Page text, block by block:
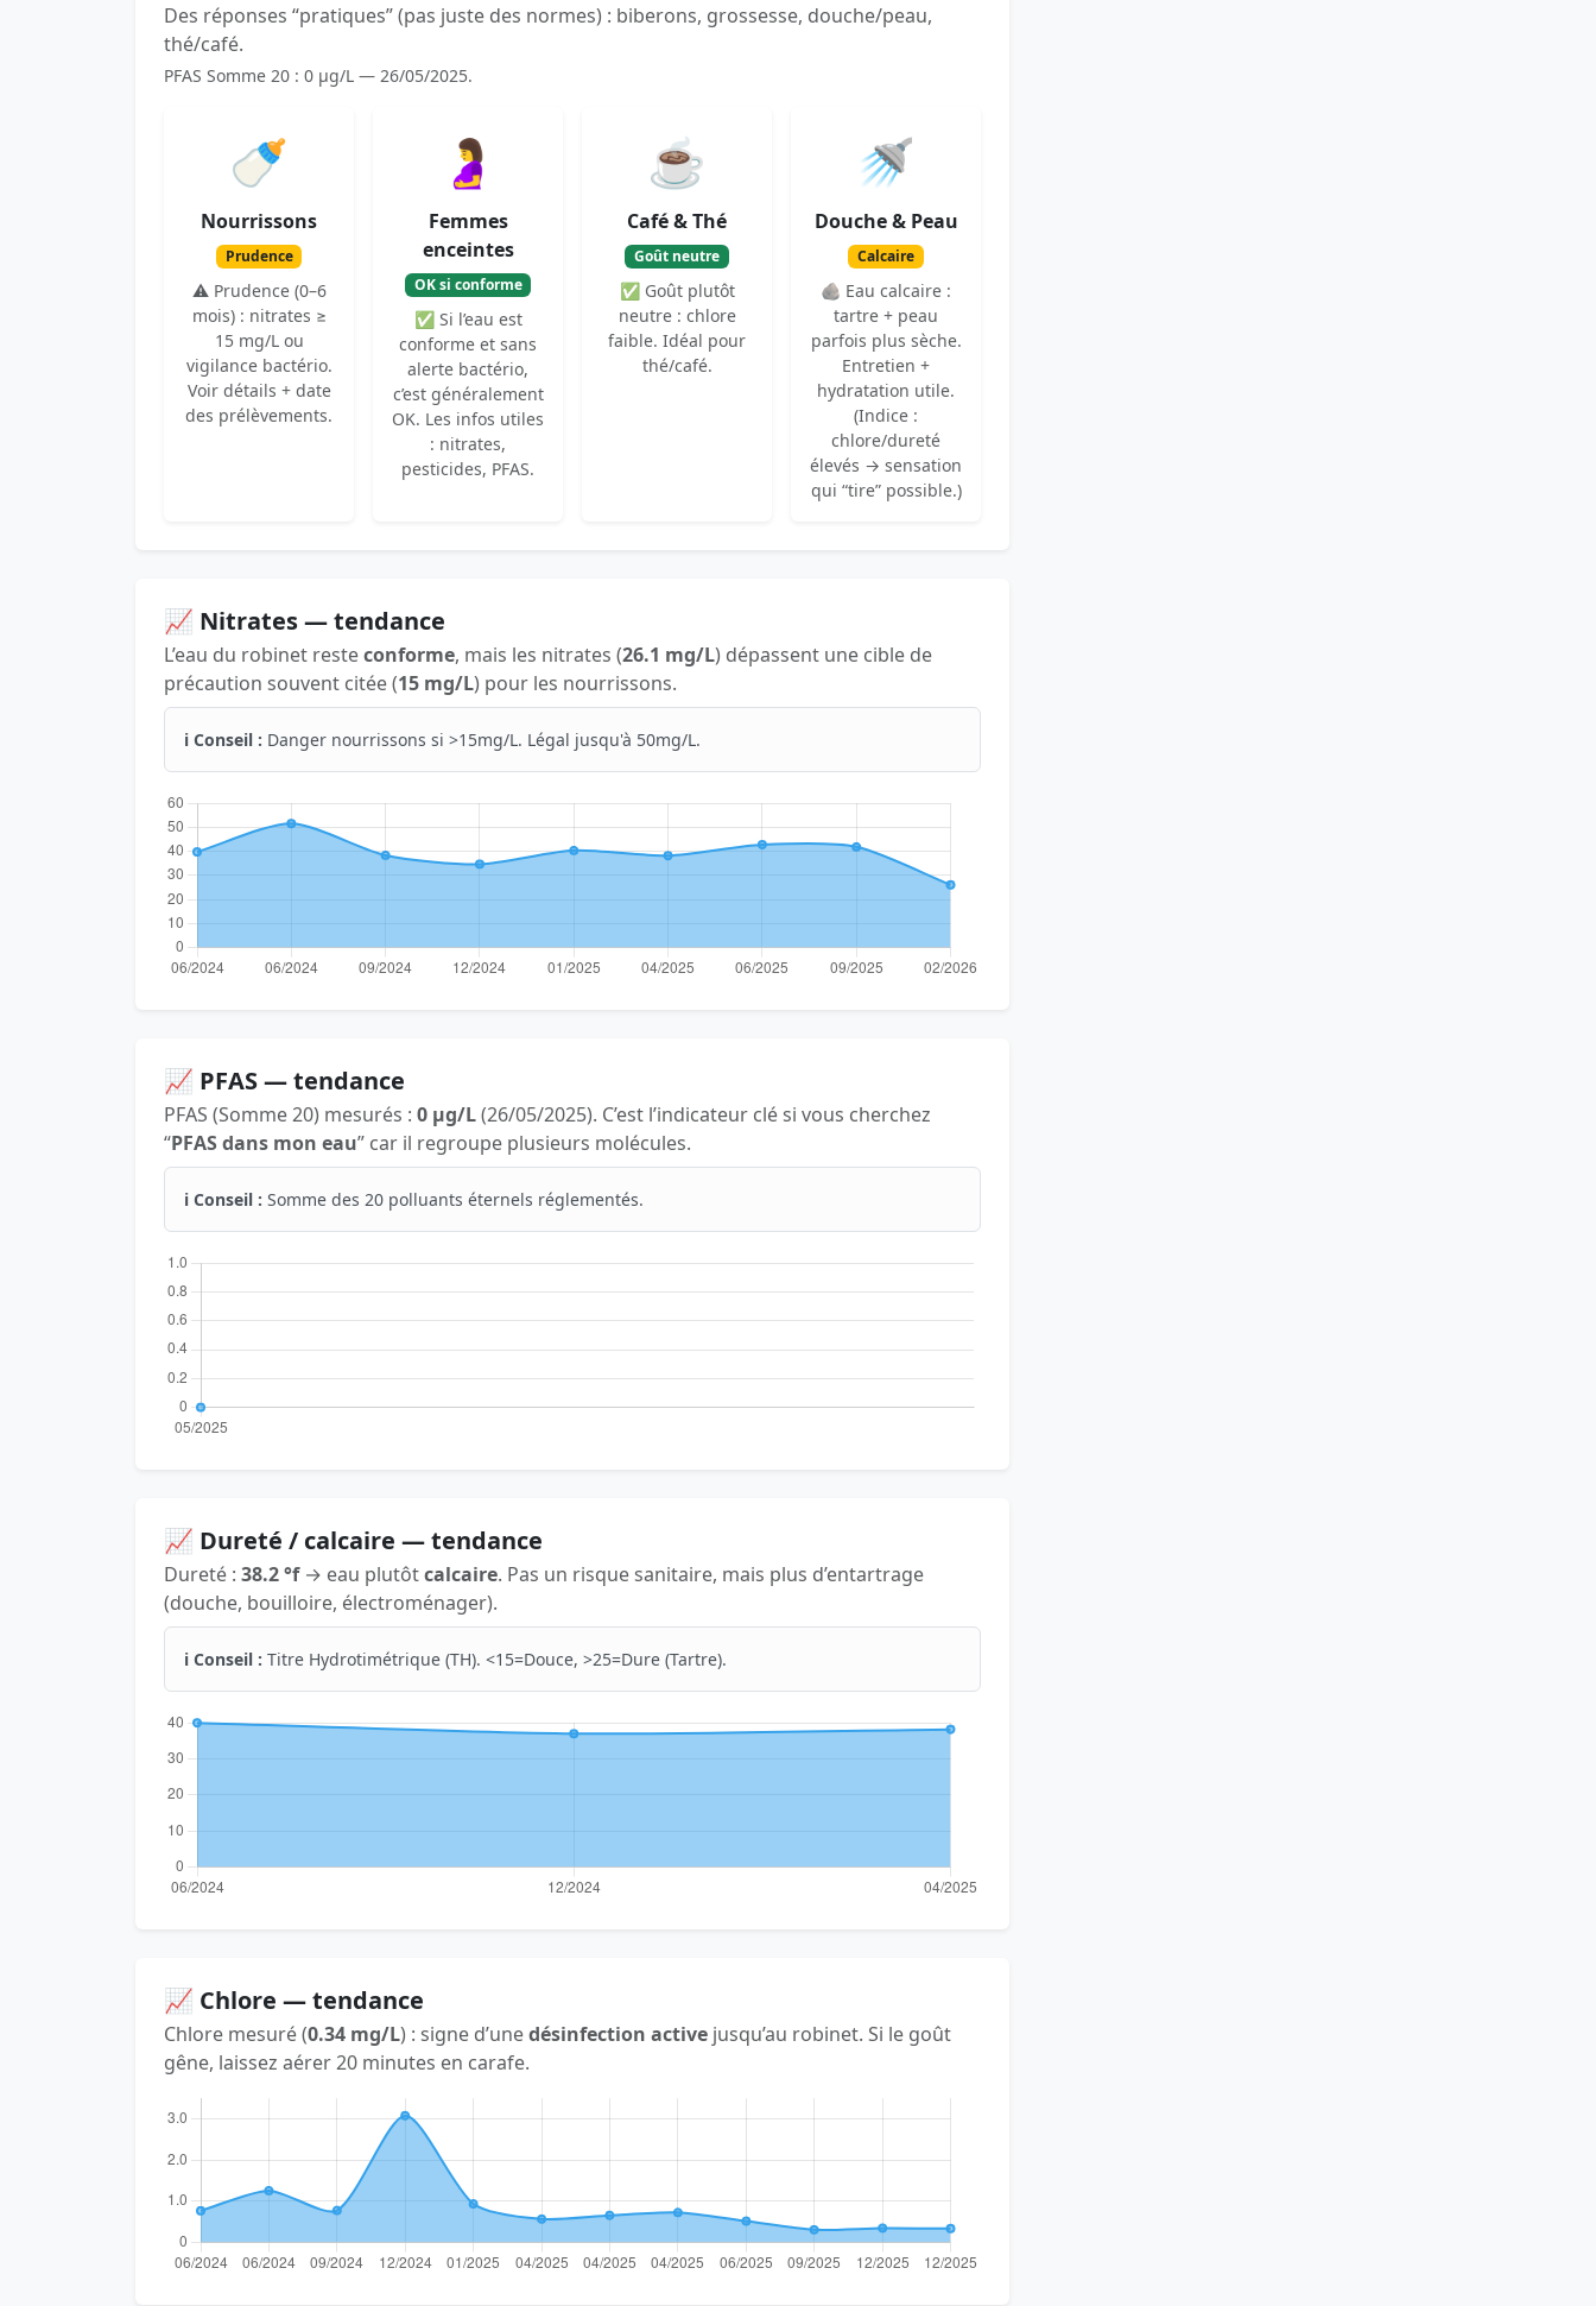
Des réponses “pratiques” (pas juste des normes) : biberons, grossesse, douche/peau,
thé/café.
PFAS Somme 20 : 0 µg/L — 26/05/2025.
🍼
Nourrissons
Prudence
⚠️ Prudence (0–6
mois) : nitrates ≥
15 mg/L ou
vigilance bactério.
Voir détails + date
des prélèvements.
🤰
Femmes
enceintes
OK si conforme
✅ Si l’eau est
conforme et sans
alerte bactério,
c’est généralement
OK. Les infos utiles
: nitrates,
pesticides, PFAS.
☕
Café & Thé
Goût neutre
✅ Goût plutôt
neutre : chlore
faible. Idéal pour
thé/café.
🚿
Douche & Peau
Calcaire
🪨 Eau calcaire :
tartre + peau
parfois plus sèche.
Entretien +
hydratation utile.
(Indice :
chlore/dureté
élevés → sensation
qui “tire” possible.)
📈 Nitrates — tendance
L’eau du robinet resteconforme, mais les nitrates (26.1 mg/L) dépassent une cible de
précaution souvent citée (15 mg/L) pour les nourrissons.
ℹ️ Conseil : Danger nourrissons si >15mg/L. Légal jusqu'à 50mg/L.
📈 PFAS — tendance
PFAS (Somme 20) mesurés : 0 µg/L(26/05/2025). C’est l’indicateur clé si vous cherchez
“PFAS dans mon eau” car il regroupe plusieurs molécules.
ℹ️ Conseil : Somme des 20 polluants éternels réglementés.
📈 Dureté / calcaire — tendance
Dureté : 38.2 °f→ eau plutôtcalcaire. Pas un risque sanitaire, mais plus d’entartrage
(douche, bouilloire, électroménager).
ℹ️ Conseil : Titre Hydrotimétrique (TH). <15=Douce, >25=Dure (Tartre).
📈 Chlore — tendance
Chlore mesuré (0.34 mg/L) : signe d’unedésinfection active jusqu’au robinet. Si le goût
gêne, laissez aérer 20 minutes en carafe.